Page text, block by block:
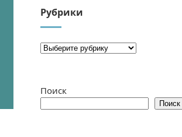
Рубрики
Поиск
Поиск